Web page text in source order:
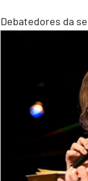
Debatedores da